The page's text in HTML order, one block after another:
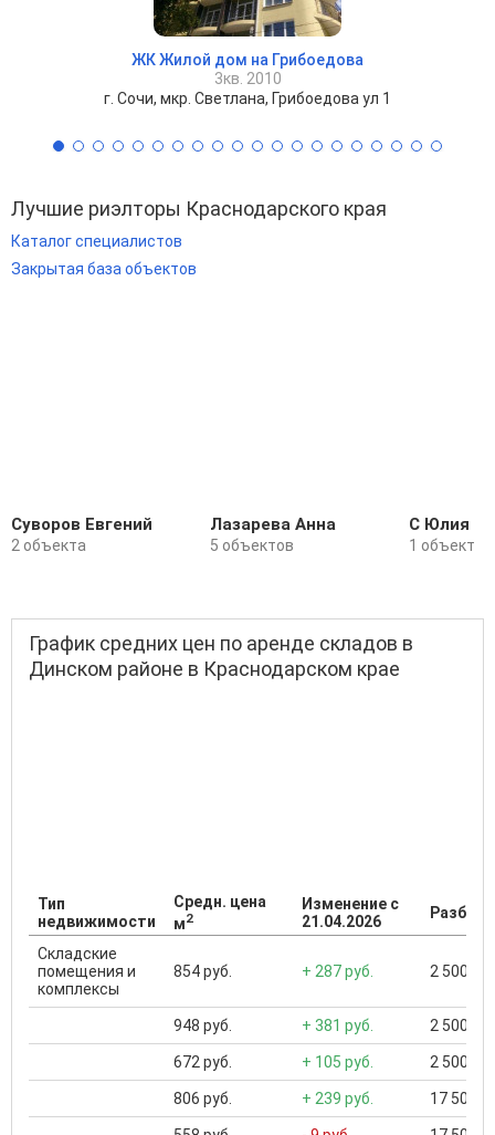
ЖК Жилой дом на Грибоедова
3кв. 2010
г. Сочи, мкр. Светлана, Грибоедова ул 1
Лучшие риэлторы Краснодарского края
Каталог специалистов
Закрытая база объектов
Суворов Евгений
2 объекта
Лазарева Анна
5 объектов
С Юлия
1 объект
График средних цен по аренде складов в
Динском районе в Краснодарском крае
Тип
недвижимости
Средн. цена
м2
Изменение с
21.04.2026
Складские
помещения и
комплексы
854 руб. + 287 руб. 2 500 ...
948 руб. + 381 руб. 2 500 ...
672 руб. + 105 руб. 2 500 ...
806 руб. + 239 руб. 17 500